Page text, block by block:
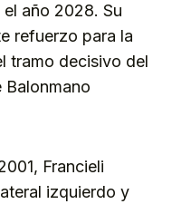
año 2028. Su
refuerzo para la
tramo decisivo del
Balonmano
Francieli
izquierdo y